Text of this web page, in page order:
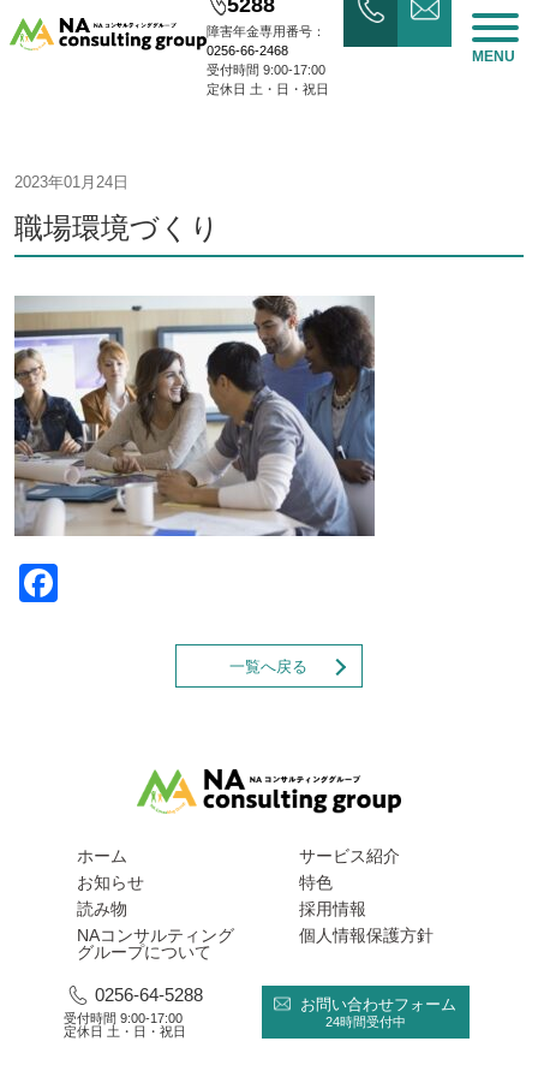
障害年金専用番号：
0256-66-2468
受付時間 9:00-17:00
定休日 土・日・祝日
MENU
2023年01月24日
職場環境づくり
一覧へ戻る
ホーム
お知らせ
読み物
NAコンサルティング
グループについて
サービス紹介
特色
採用情報
個人情報保護方針
0256-64-5288
受付時間 9:00-17:00
定休日 土・日・祝日
お問い合わせフォーム
24時間受付中